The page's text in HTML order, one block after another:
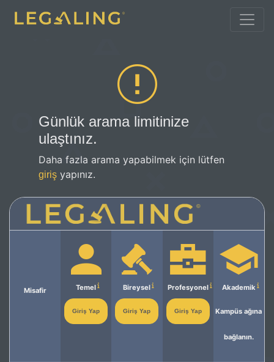
Günlük arama limitinize
ulaştınız.
Daha fazla arama yapabilmek için lütfen
giriş yapınız.
Misafir Temel
Giriş Yap
Bireysel
Giriş Yap
Profesyonel
Giriş Yap
Akademik
Kampüs ağına
bağlanın.